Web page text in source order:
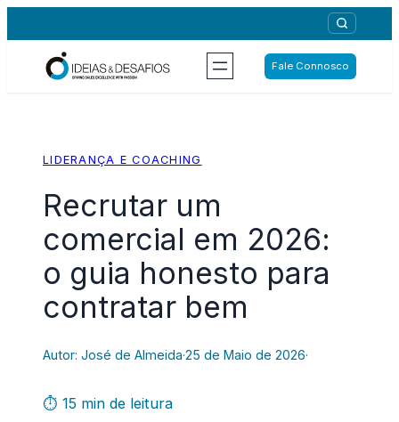
para
Fale Connosco
LIDERANÇA E COACHING
Recrutar um
comercial em 2026:
o guia honesto para
contratar bem
Autor: José de Almeida·25 de Maio de 2026·
⏱ 15 min de leitura